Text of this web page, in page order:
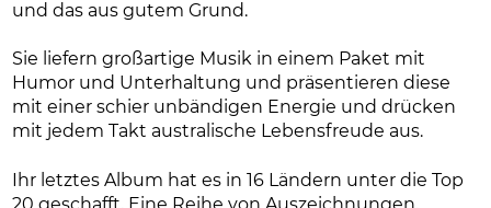
und das aus gutem Grund.
Sie liefern großartige Musik in einem Paket mit
Humor und Unterhaltung und präsentieren diese
mit einer schier unbändigen Energie und drücken
mit jedem Takt australische Lebensfreude aus.
Ihr letztes Album hat es in 16 Ländern unter die Top